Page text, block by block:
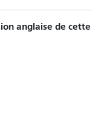
anglaise de cette